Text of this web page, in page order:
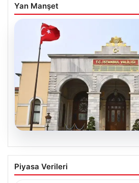
Yan Manşet
05.08.2026
İstanbul Valiliğinden
Uyarısı: Sahte Sosyal
Piyasa Verileri